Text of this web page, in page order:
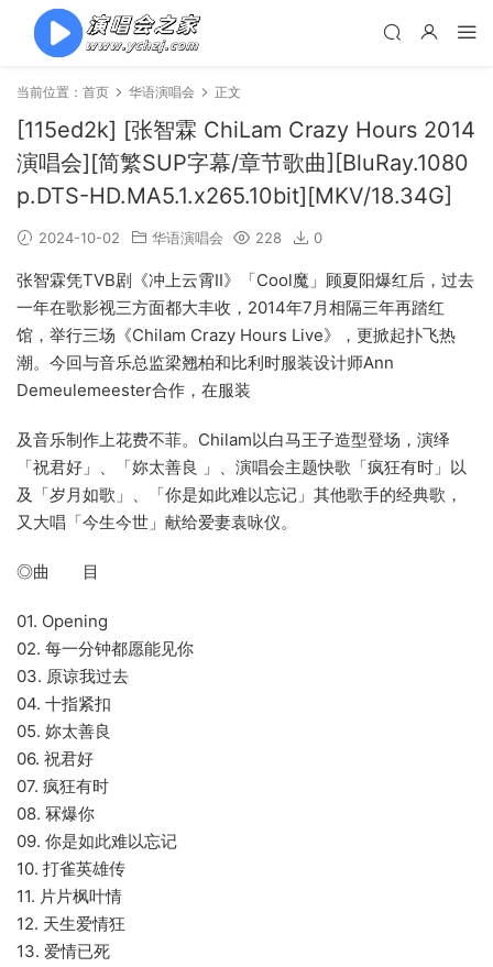
当前位置： 首页 华语演唱会 正文
[115ed2k] [张智霖 ChiLam Crazy Hours 2014
演唱会][简繁SUP字幕/章节歌曲][BluRay.1080
p.DTS-HD.MA5.1.x265.10bit][MKV/18.34G]
2024-10-02 华语演唱会 228 0
张智霖凭TVB剧《冲上云霄II》「Cool魔」顾夏阳爆红后，过去
一年在歌影视三方面都大丰收，2014年7月相隔三年再踏红
馆，举行三场《Chilam Crazy Hours Live》，更掀起扑飞热
潮。今回与音乐总监梁翘柏和比利时服装设计师Ann
Demeulemeester合作，在服装
及音乐制作上花费不菲。Chilam以白马王子造型登场，演绎
「祝君好」、「妳太善良 」、演唱会主题快歌「疯狂有时」以
及「岁月如歌」、「你是如此难以忘记」其他歌手的经典歌，
又大唱「今生今世」献给爱妻袁咏仪。
◎曲 目
01. Opening
02. 每一分钟都愿能见你
03. 原谅我过去
04. 十指紧扣
05. 妳太善良
06. 祝君好
07. 疯狂有时
08. 冧爆你
09. 你是如此难以忘记
10. 打雀英雄传
11. 片片枫叶情
12. 天生爱情狂
13. 爱情已死